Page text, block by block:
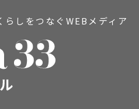
らしをつなぐWEBメディア